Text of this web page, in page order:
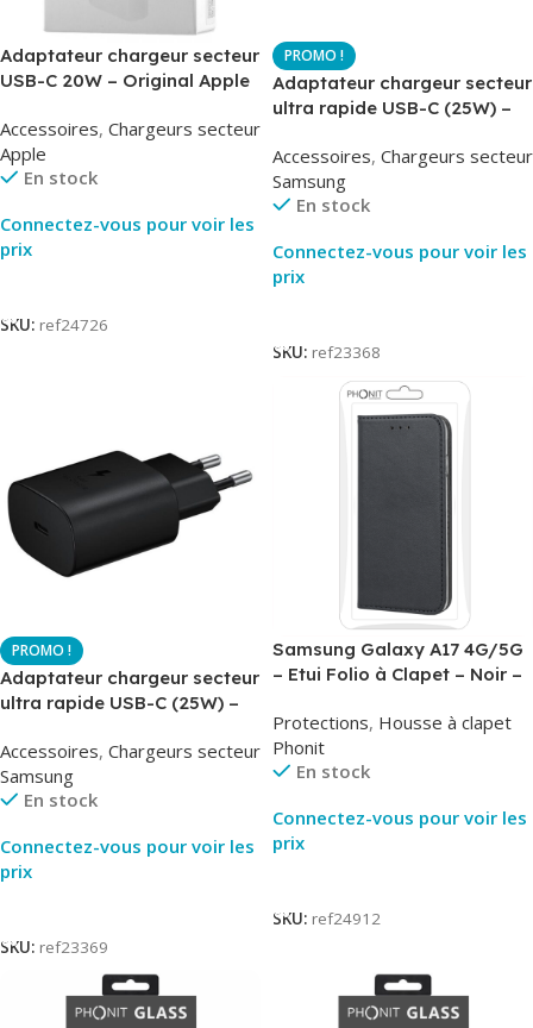
Adaptateur chargeur secteur
USB-C 20W – Original Apple
Original
Accessoires, Chargeurs secteur
Apple
En stock
Connectez-vous pour voir les
prix
SKU: ref24726
Adaptateur chargeur secteur
ultra rapide USB-C (25W) –
EP-TA800
Accessoires, Chargeurs secteur
Samsung
En stock
Connectez-vous pour voir les
prix
SKU: ref23368
Adaptateur chargeur secteur
ultra rapide USB-C (25W) –
TA800
Accessoires, Chargeurs secteur
Samsung
En stock
Connectez-vous pour voir les
prix
SKU: ref23369
Samsung Galaxy A17 4G/5G
– Etui Folio à Clapet – Noir –
Protections, Housse à clapet
Phonit
En stock
Connectez-vous pour voir les
prix
SKU: ref24912